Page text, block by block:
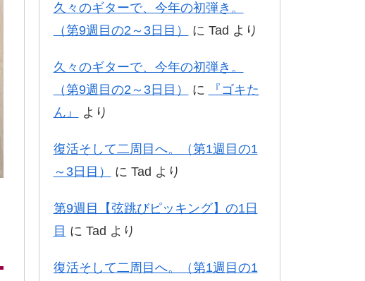
久々のギターで、今年の初弾き。
（第9週目の2～3日目）
に Tad より
久々のギターで、今年の初弾き。
（第9週目の2～3日目）
に
『ゴキた
ん』
より
復活そして二周目へ。（第1週目の1
～3日目）
に Tad より
第9週目【弦跳びピッキング】の1日
目 に Tad より
復活そして二周目へ。（第1週目の1